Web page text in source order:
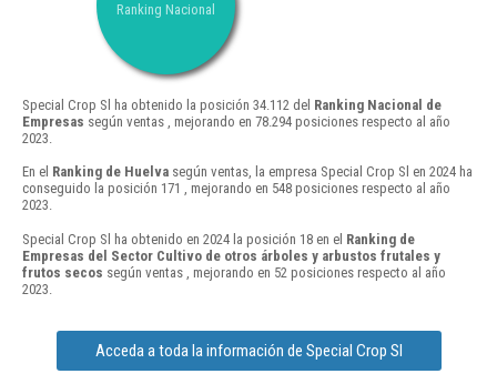
Ranking Nacional
Special Crop Sl ha obtenido la posición 34.112 del Ranking Nacional de
Empresas según ventas , mejorando en 78.294 posiciones respecto al año
2023.
En el Ranking de Huelva según ventas, la empresa Special Crop Sl en 2024 ha
conseguido la posición 171 , mejorando en 548 posiciones respecto al año
2023.
Special Crop Sl ha obtenido en 2024 la posición 18 en el Ranking de
Empresas del Sector Cultivo de otros árboles y arbustos frutales y
frutos secos según ventas , mejorando en 52 posiciones respecto al año
2023.
Acceda a toda la información de Special Crop Sl